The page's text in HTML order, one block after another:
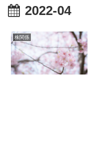
2022-04
株関係